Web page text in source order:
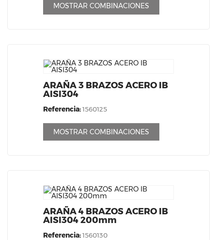
MOSTRAR COMBINACIONES
ARAÑA 3 BRAZOS ACERO IB
AISI304
Referencia:1560125
MOSTRAR COMBINACIONES
ARAÑA 4 BRAZOS ACERO IB
AISI304 200mm
Referencia:1560130